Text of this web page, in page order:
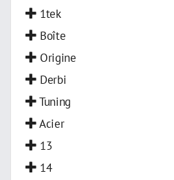
1tek
Boîte
Origine
Derbi
Tuning
Acier
13
14